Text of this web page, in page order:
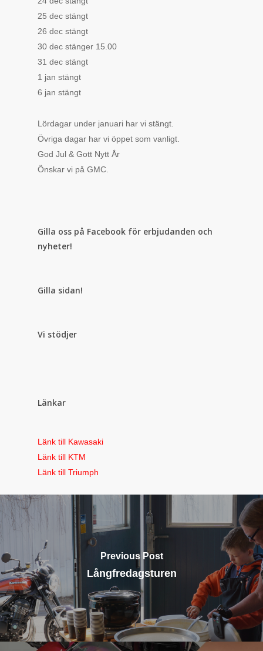
25 dec stängt
26 dec stängt
30 dec stänger 15.00
31 dec stängt
1 jan stängt
6 jan stängt
Lördagar under januari har vi stängt.
Övriga dagar har vi öppet som vanligt.
God Jul & Gott Nytt År
Önskar vi på GMC.
Gilla oss på Facebook för erbjudanden och
nyheter!
Gilla sidan!
Vi stödjer
Länkar
Länk till Kawasaki
Länk till KTM
Länk till Triumph
Previous Post
Långfredagsturen